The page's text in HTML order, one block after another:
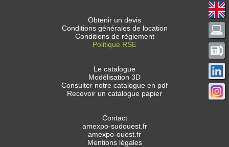
Obtenir un devis
Conditions générales de location
Conditions de règlement
Politique RSE
Le catalogue
Modélisation 3D
Consulter notre catalogue en pdf
Recevoir un catalogue papier
Contact
amexpo-sudouest.fr
amexpo-ouest.fr
Mentions légales